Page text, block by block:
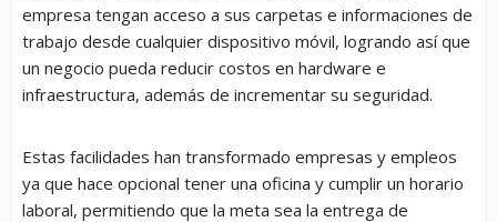
empresa tengan acceso a sus carpetas e informaciones de
trabajo desde cualquier dispositivo móvil, logrando así que
un negocio pueda reducir costos en hardware e
infraestructura, además de incrementar su seguridad.
Estas facilidades han transformado empresas y empleos
ya que hace opcional tener una oficina y cumplir un horario
laboral, permitiendo que la meta sea la entrega de